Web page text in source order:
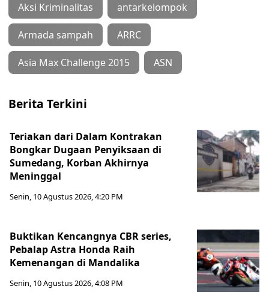
Aksi Kriminalitas antarkelompok
Armada sampah ARRC
Asia Max Challenge 2015 ASN
Berita Terkini
Teriakan dari Dalam Kontrakan
Bongkar Dugaan Penyiksaan di
Sumedang, Korban Akhirnya
Meninggal
Senin, 10 Agustus 2026, 4:20 PM
Buktikan Kencangnya CBR series,
Pebalap Astra Honda Raih
Kemenangan di Mandalika
Senin, 10 Agustus 2026, 4:08 PM